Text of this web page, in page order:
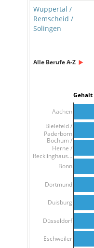
Wuppertal /
Remscheid /
Solingen
Alle Berufe A-Z
Aachen
Bielefeld /
Paderborn
Bochum /
Herne /
Recklinghaus…
Bonn
Dortmund
Duisburg
Düsseldorf
Eschweiler